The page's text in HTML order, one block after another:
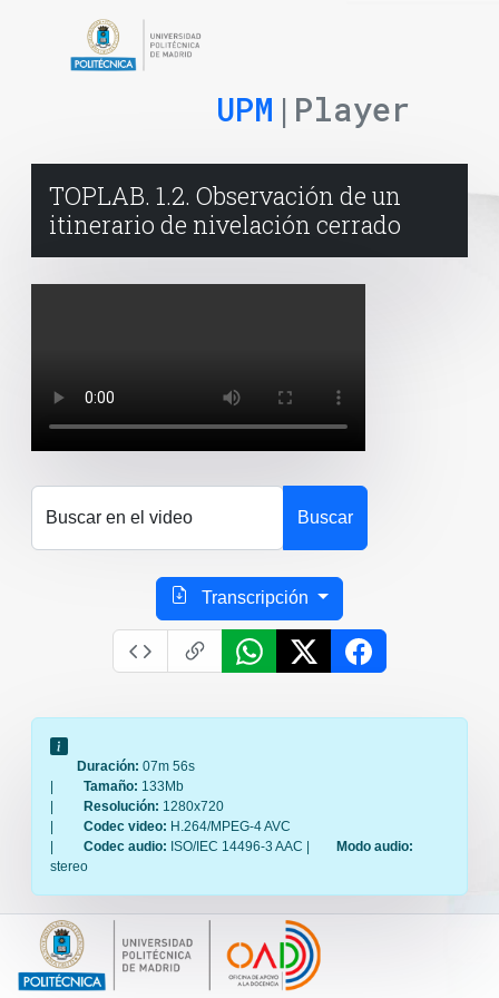
UPM |Player
TOPLAB. 1.2. Observación de un
itinerario de nivelación cerrado
Buscar en el video Buscar
Transcripción
Duración: 07m 56s
|
Tamaño: 133Mb
|
Resolución: 1280x720
|
Codec video: H.264/MPEG-4 AVC
|
Codec audio: ISO/IEC 14496-3 AAC |
Modo audio:
stereo